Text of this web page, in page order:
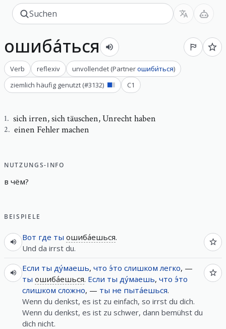
ошиба́ться
Verb reflexiv unvollendet (Partnerошиби́ться)
ziemlich häufig genutzt (#3132) C1
1. sich irren,sich täuschen, Unrecht haben
2. einen Fehler machen
NUTZUNGS-INFO
в чём?
BEISPIELE
Вот где ты ошиба́ешься.
Und da irrst du.
Если ты ду́маешь, что э́то слишком легко, —
ты ошиба́ешься. Если ты ду́маешь, что э́то
слишком сложно, — ты не пыта́ешься.
Wenn du denkst, es ist zu einfach, so irrst du dich.
Wenn du denkst, es ist zu schwer, dann bemühst du
dich nicht.